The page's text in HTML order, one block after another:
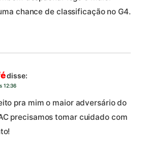
chance de classificação no G4.
disse:
12:36
pra mim o maior adversário do
precisamos tomar cuidado com